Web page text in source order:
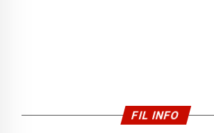
FIL INFO